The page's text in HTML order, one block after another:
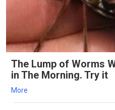
The Lump of Worms
in The Morning. Try it
More